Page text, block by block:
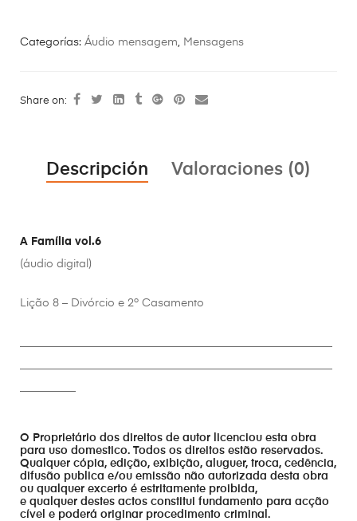
Categorías: Áudio mensagem, Mensagens
Share on:
Descripción Valoraciones (0)
A Família vol.6
(áudio digital)
Lição 8 – Divórcio e 2º Casamento
O Proprietário dos direitos de autor licenciou esta obra
para uso domestico. Todos os direitos estão reservados.
Qualquer cópia, edição, exibição, aluguer, troca, cedência,
difusão publica e/ou emissão não autorizada desta obra
ou qualquer excerto é estritamente proibida,
e qualquer destes actos constitui fundamento para acção
cível e poderá originar procedimento criminal.